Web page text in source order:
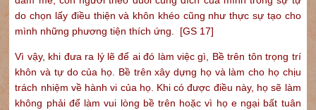
do chọn lấy điều thiện và khôn khéo cũng như thực sự tạo cho
mình những phương tiện thích ứng. [GS 17]
Vì vậy, khi đưa ra lý lẽ để ai đó làm việc gì, Bề trên tôn trọng trí
khôn và tự do của họ. Bề trên xây dựng họ và làm cho họ chịu
trách nhiệm về hành vi của họ. Khi có được điều này, họ sẽ làm
không phải để làm vui lòng bề trên hoặc vì họ e ngại bất tuân